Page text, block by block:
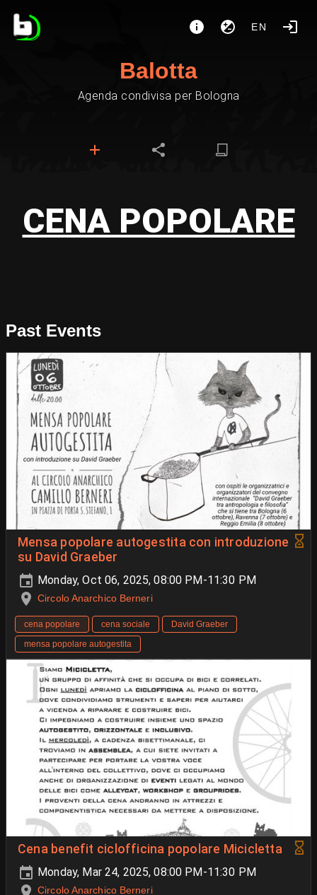
EN
Balotta
Agenda condivisa per Bologna
CENA POPOLARE
Past Events
Mensa popolare autogestita con introduzione
su David Graeber
Monday, Oct 06, 2025, 08:00 PM-11:30 PM
Circolo Anarchico Berneri
cena popolare cena sociale
David Graeber
mensa popolare autogestita
Cena benefit ciclofficina popolare Micicletta
Monday, Mar 24, 2025, 08:00 PM-11:30 PM
Circolo Anarchico Berneri